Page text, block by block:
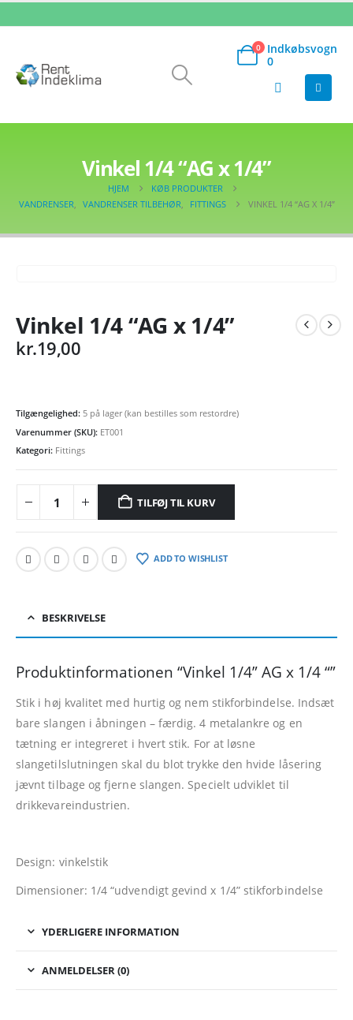
0
Indkøbsvogn
0
Vinkel 1/4 “AG x 1/4”
HJEM
KØB PRODUKTER
VANDRENSER, VANDRENSER TILBEHØR, FITTINGS VINKEL 1/4 “AG X 1/4”
Vinkel 1/4 “AG x 1/4”
kr.19,00
Tilgængelighed: 5 på lager (kan bestilles som restordre)
Varenummer (SKU): ET001
Kategori: Fittings
TILFØJ TIL KURV
ADD TO WISHLIST
BESKRIVELSE
Produktinformationen “Vinkel 1/4” AG x 1/4 “”
Stik i høj kvalitet med hurtig og nem stikforbindelse. Indsæt
bare slangen i åbningen – færdig. 4 metalankre og en
tætning er integreret i hvert stik. For at løsne
slangetilslutningen skal du blot trykke den hvide låsering
jævnt tilbage og fjerne slangen. Specielt udviklet til
drikkevareindustrien.
Design: vinkelstik
Dimensioner: 1/4 “udvendigt gevind x 1/4” stikforbindelse
YDERLIGERE INFORMATION
ANMELDELSER (0)